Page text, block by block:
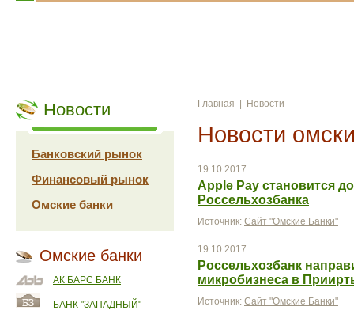
Новости
Банковский рынок
Финансовый рынок
Омские банки
Омские банки
АК БАРС БАНК
БАНК "ЗАПАДНЫЙ"
Главная Новости
Новости
19.10.2017
Apple Pay становится
Россельхозбанка
Источник: Сайт "Омские Банки"
19.10.2017
Россельхозбанк
микробизнеса в
Источник: Сайт "Омские Банки"